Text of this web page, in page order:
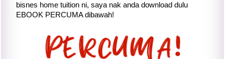
bisnes home tuition ni, saya nak anda download dulu
EBOOK PERCUMA dibawah!